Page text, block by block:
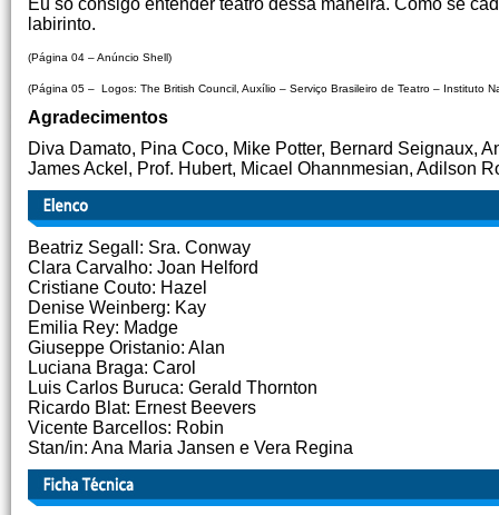
labirinto.
(Página 04 – Anúncio Shell)
(Página 05 – Logos: The British Council, Auxílio – Serviço Brasileiro de Teatro – Instituto
Agradecimentos
Diva Damato, Pina Coco, Mike Potter, Bernard Seignaux,
James Ackel, Prof. Hubert, Micael Ohannmesian, Adilson
Beatriz Segall: Sra. Conway
Clara Carvalho: Joan Helford
Cristiane Couto: Hazel
Denise Weinberg: Kay
Emilia Rey: Madge
Giuseppe Oristanio: Alan
Luciana Braga: Carol
Luis Carlos Buruca: Gerald Thornton
Ricardo Blat: Ernest Beevers
Vicente Barcellos: Robin
Stan/in: Ana Maria Jansen e Vera Regina